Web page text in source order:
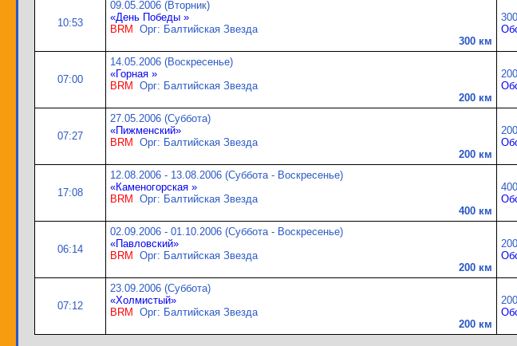
10:53
09.05.2006 (Вторник)
«День Победы »
BRM
Орг: Балтийская Звезда
300 км
07:00
14.05.2006 (Воскресенье)
«Горная »
BRM
Орг: Балтийская Звезда
200 км
07:27
27.05.2006 (Суббота)
«Пижменский»
BRM
Орг: Балтийская Звезда
200 км
17:08
12.08.2006 - 13.08.2006 (Суббота - Воскресенье)
«Каменогорская »
BRM
Орг: Балтийская Звезда
400 км
06:14
02.09.2006 - 01.10.2006 (Суббота - Воскресенье)
«Павловский»
BRM
Орг: Балтийская Звезда
200 км
07:12
23.09.2006 (Суббота)
«Холмистый»
BRM
Орг: Балтийская Звезда
200 км